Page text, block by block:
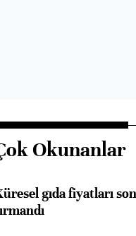
Okunanlar
gıda fiyatları